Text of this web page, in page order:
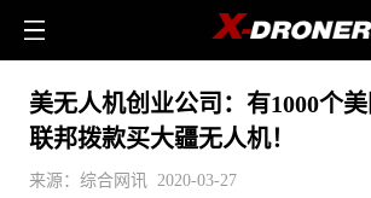
美无人机创业公司：有1000个
联邦拨款买大疆无人机！
来源：综合网讯 2020-03-27